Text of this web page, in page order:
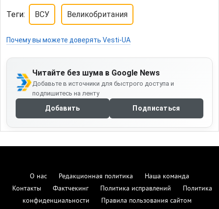
Теги: ВСУ Великобритания
Почему вы можете доверять Vesti-UA
Читайте без шума в Google News
Добавьте в источники для быстрого доступа и
подпишитесь на ленту
Добавить Подписаться
О нас Редакционная политика
Наша команда
Контакты
Фактчекинг Политика исправлений
Политика
конфиденциальности
Правила пользования сайтом